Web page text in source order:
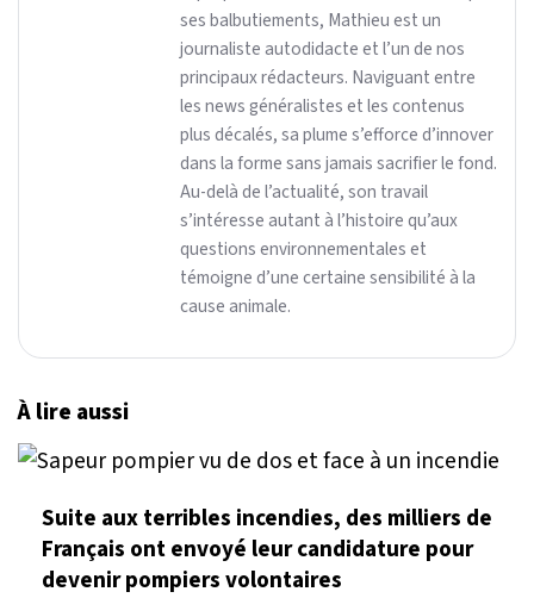
ses balbutiements, Mathieu est un
journaliste autodidacte et l’un de nos
principaux rédacteurs. Naviguant entre
les news généralistes et les contenus
plus décalés, sa plume s’efforce d’innover
dans la forme sans jamais sacrifier le fond.
Au-delà de l’actualité, son travail
s’intéresse autant à l’histoire qu’aux
questions environnementales et
témoigne d’une certaine sensibilité à la
cause animale.
À lire aussi
Suite aux terribles incendies, des milliers de
Français ont envoyé leur candidature pour
devenir pompiers volontaires